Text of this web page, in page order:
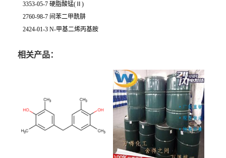
3353-05-7 硬脂酸锰(Ⅱ)
2760-98-7 间苯二甲酰肼
2424-01-3 N-甲基二烯丙基胺
相关产品：